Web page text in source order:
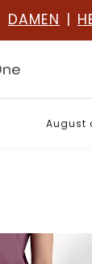
DAMEN |
August